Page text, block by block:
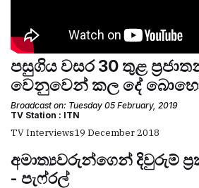
පසුගිය වසර 30 තුළ
වෙනුවෙන් කල දේ
Broadcast on: Tuesday 05 February, 2019
TV Station : ITN
TV Interviews19 December 2018
අමාත්‍යවරුන්ගෙන් දිවුරුම්
- පැෆ්රල්